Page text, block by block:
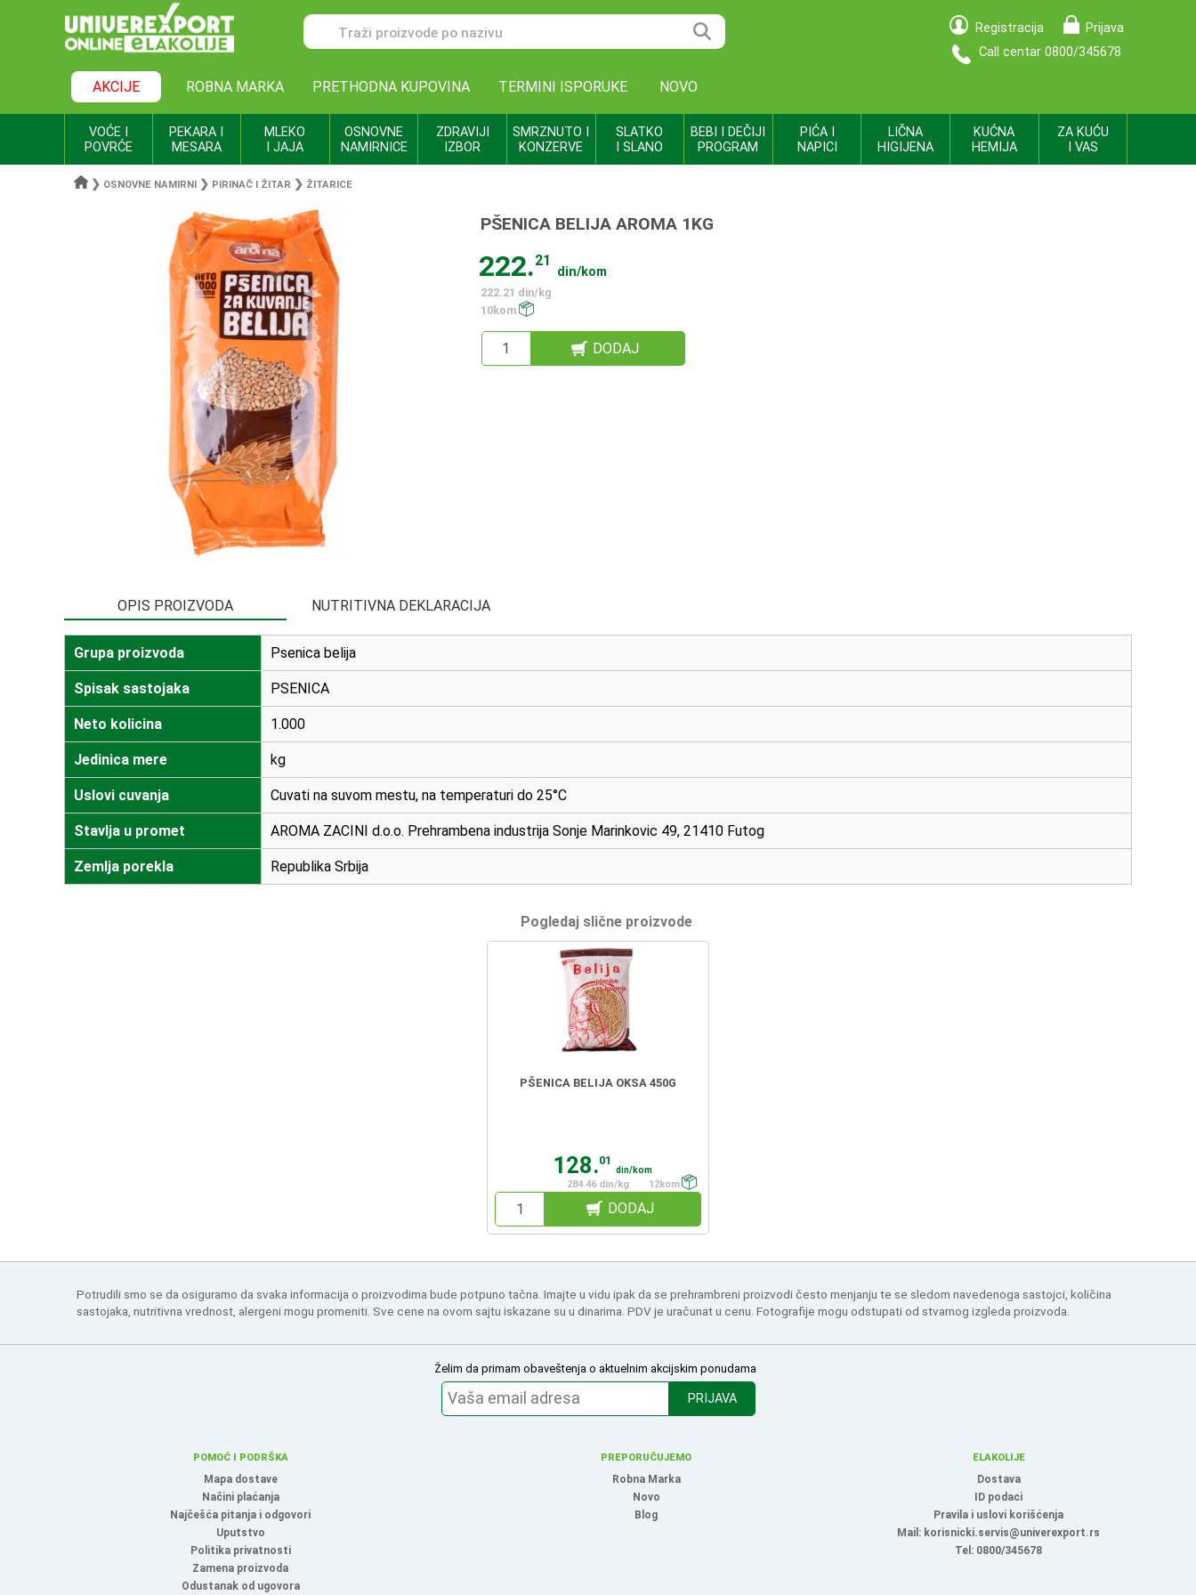
Registracija
Prijava
Call centar 0800/345678
AKCIJE ROBNA MARKA PRETHODNA KUPOVINA TERMINI ISPORUKE NOVO
VOĆE I
POVRĆE
PEKARA I
MESARA
MLEKO
I JAJA
OSNOVNE
NAMIRNICE
ZDRAVIJI
IZBOR
SMRZNUTO I
KONZERVE
SLATKO
I SLANO
BEBI I DEČIJI
PROGRAM
PIĆA I
NAPICI
LIČNA
HIGIJENA
KUĆNA
HEMIJA
ZA KUĆU
I VAS
❯ OSNOVNE NAMIRNI ❯ PIRINAČ I ŽITAR ❯ ŽITARICE
PŠENICA BELIJA AROMA 1KG
222.21
din/kom
222.21 din/kg
10kom
DODAJ
OPIS PROIZVODA NUTRITIVNA DEKLARACIJA
Grupa proizvoda Psenica belija
Spisak sastojaka PSENICA
Neto kolicina 1.000
Jedinica mere kg
Uslovi cuvanja Cuvati na suvom mestu, na temperaturi do 25°C
Stavlja u promet AROMA ZACINI d.o.o. Prehrambena industrija Sonje Marinkovic 49, 21410 Futog
Zemlja porekla Republika Srbija
Pogledaj slične proizvode
PŠENICA BELIJA OKSA 450G
128.01
din/kom
284.46 din/kg
12kom
DODAJ
Potrudili smo se da osiguramo da svaka informacija o proizvodima bude potpuno tačna. Imajte u vidu ipak da se prehrambreni proizvodi često menjanju te se sledom navedenoga sastojci, količina
sastojaka, nutritivna vrednost, alergeni mogu promeniti. Sve cene na ovom sajtu iskazane su u dinarima. PDV je uračunat u cenu. Fotografije mogu odstupati od stvarnog izgleda proizvoda.
Želim da primam obaveštenja o aktuelnim akcijskim ponudama
PRIJAVA
POMOĆ I PODRŠKA
Mapa dostave
Načini plaćanja
Najčešća pitanja i odgovori
Uputstvo
Politika privatnosti
Zamena proizvoda
Odustanak od ugovora
PREPORUČUJEMO
Robna Marka
Novo
Blog
ELAKOLIJE
Dostava
ID podaci
Pravila i uslovi korišćenja
Mail: korisnicki.servis@univerexport.rs
Tel: 0800/345678